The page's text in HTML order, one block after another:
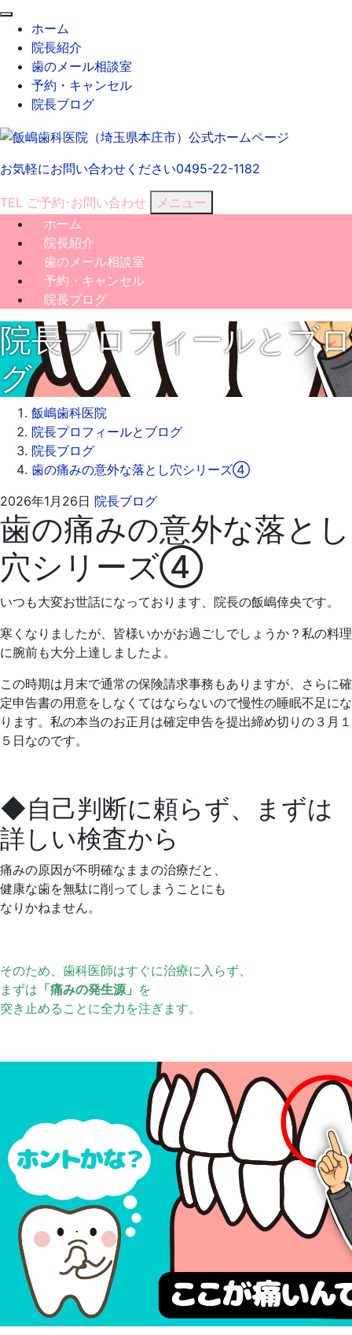
ホーム
院長紹介
歯のメール相談室
予約・キャンセル
院長ブログ
お気軽にお問い合わせください0495-22-1182
TEL ご予約･ お問い合わせ
メニュー
ホーム
院長紹介
歯のメール相談室
予約・キャンセル
院長ブログ
院長プロフィールとブロ
グ
飯嶋歯科医院
院長プロフィールとブログ
院長ブログ
歯の痛みの意外な落とし穴シリーズ④
2026年1月26日 院長ブログ2026
年
1
月
31
日
飯
嶋
歯
科
医
院
歯の痛みの意外な落とし
穴シリーズ④
いつも大変お世話になっております、院長の飯嶋倖央です。
寒くなりましたが、皆様いかがお過ごしでしょうか？私の料理
に腕前も大分上達しましたよ。
この時期は月末で通常の保険請求事務もありますが、さらに確
定申告書の用意をしなくてはならないので慢性の睡眠不足にな
ります。私の本当のお正月は確定申告を提出締め切りの３月１
５日なのです。
◆自己判断に頼らず、まずは
詳しい検査から
痛みの原因が不明確なままの治療だと、
健康な歯を無駄に削ってしまうことにも
なりかねません。
そのため、歯科医師はすぐに治療に入らず、
まずは 「痛みの発生源」 を
突き止めることに全力を注ぎます。